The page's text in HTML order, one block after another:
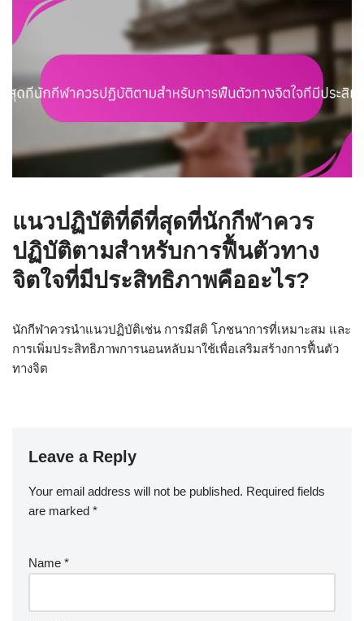
แนวปฏิบัติที่ดีที่สุดที่นักกีฬาควร
ปฏิบัติตามสำหรับการฟื้นตัวทาง
จิตใจที่มีประสิทธิภาพคืออะไร?
นักกีฬาควรนำแนวปฏิบัติเช่น การมีสติ โภชนาการที่เหมาะสม และ
การเพิ่มประสิทธิภาพการนอนหลับมาใช้เพื่อเสริมสร้างการฟื้นตัว
ทางจิต
Leave a Reply
Your email address will not be published. Required fields
are marked *
Name *